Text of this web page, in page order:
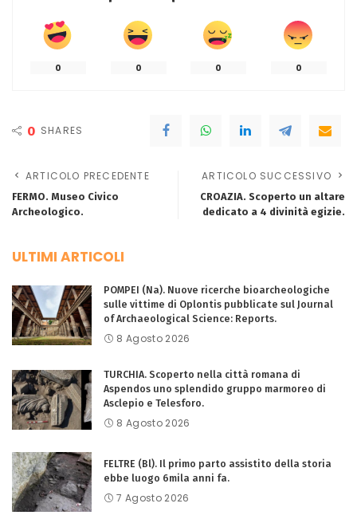
0 0 0 0
0 SHARES
ARTICOLO PRECEDENTE
FERMO. Museo Civico
Archeologico.
ARTICOLO SUCCESSIVO
CROAZIA. Scoperto un altare
dedicato a 4 divinità egizie.
ULTIMI ARTICOLI
POMPEI (Na). Nuove ricerche bioarcheologiche
sulle vittime di Oplontis pubblicate sul Journal
of Archaeological Science: Reports.
8 Agosto 2026
TURCHIA. Scoperto nella città romana di
Aspendos uno splendido gruppo marmoreo di
Asclepio e Telesforo.
8 Agosto 2026
FELTRE (Bl). Il primo parto assistito della storia
ebbe luogo 6mila anni fa.
7 Agosto 2026